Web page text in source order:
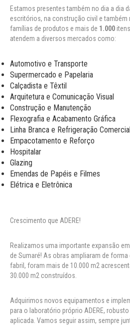
Estamos presentes também no dia a dia
escritórios, na construção civil e também
famílias de produtos e mais de 1.000
atendem a diversos mercados como:
Automotivo e Transporte
Supermercado e Papelaria
Calçadista e Têxtil
Arquitetura e Comunicação Visual
Construção e Manutenção
Flexografia e Acabamento Gráfica
Linha Branca e Refrigeração Comercial
Empacotamento e Reforço
Hospitalar
Glazing
Emendas de Papéis e Filmes
Elétrica e Eletrônica
Crescimento que ADERE!
Realizamos uma importante expansão
de Sumaré! As obras ampliaram de
fabril, foram mais de 10.000 m2
30.000 m2 construídos.
Adquirimos novos equipamentos e
para o laboratório próprio ADERE,
aplicada. Vamos seguir assim, sempre